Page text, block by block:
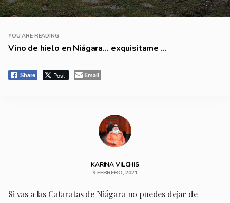
YOU ARE READING
Vino de hielo en Niágara… exquisitame ...
Share Post Email
KARINA VILCHIS
9 FEBRERO, 2021
Si vas a las Cataratas de Niágara no puedes dejar de